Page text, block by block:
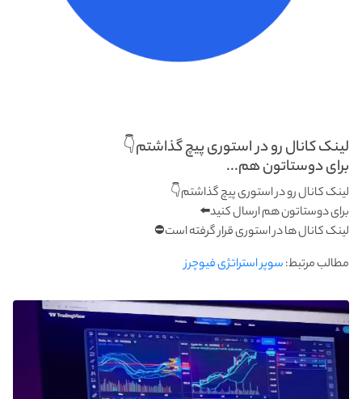
لینک کانال رو در استوری پیچ گذاشتم👇
برای دوستاتون هم...
لینک کانال رو در استوری پیچ گذاشتم👇
برای دوستاتون هم ارسال کنید⬅️
لینک کانال ها در استوری قرار گرفته است⛔️
مطالب مرتبط:سوپر استراتژی فیوچرز